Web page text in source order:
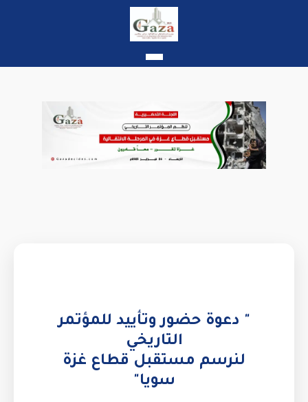
" دعوة حضور وتأييد للمؤتمر
التاريخي
لنرسم مستقبل قطاع غزة
سويا"